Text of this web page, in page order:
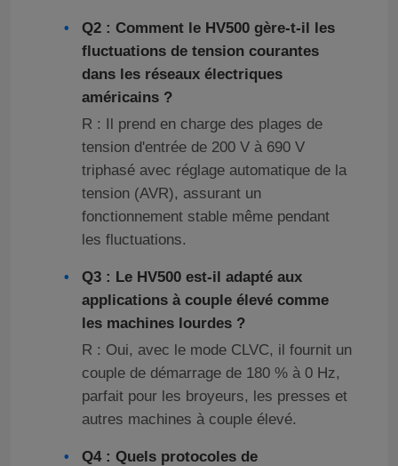
Q2 : Comment le HV500 gère-t-il les
fluctuations de tension courantes
dans les réseaux électriques
américains ?
R : Il prend en charge des plages de
tension d'entrée de 200 V à 690 V
triphasé avec réglage automatique de la
tension (AVR), assurant un
fonctionnement stable même pendant
les fluctuations.
Q3 : Le HV500 est-il adapté aux
applications à couple élevé comme
les machines lourdes ?
R : Oui, avec le mode CLVC, il fournit un
couple de démarrage de 180 % à 0 Hz,
parfait pour les broyeurs, les presses et
autres machines à couple élevé.
Q4 : Quels protocoles de